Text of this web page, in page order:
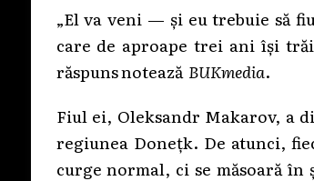
„El va veni — și eu trebuie să
care de aproape trei ani își
răspunsnotează BUKmedia.
Fiul ei, Oleksandr Makarov, a
regiunea Donețk. De atunci,
curge normal, ci se măsoară